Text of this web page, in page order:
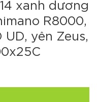
xanh dương
R8000,
UD, yên Zeus,